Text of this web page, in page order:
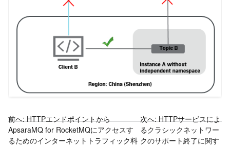
前へ: HTTPエンドポイントから
ApsaraMQ for RocketMQにアクセスす
るためのインターネットトラフィック料
次へ: HTTPサービスによ
るクラシックネットワー
クのサポート終了に関す